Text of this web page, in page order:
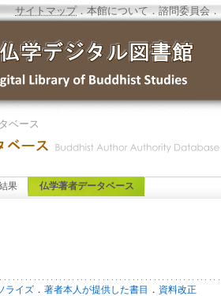
サイトマップ．本館について ．諮問委員会 ．
ベース
果 仏学著者データベース
ライズ ． 著者本人が提供した書目 ． 資料改正